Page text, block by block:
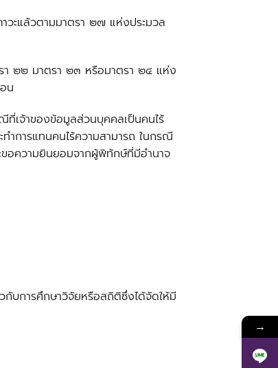
วะแล้วตามมาตรา ๒๗ แห่งประมวล
า ๒๒ มาตรา ๒๓ หรือมาตรา ๒๔ แห่ง
น
ที่เจ้าของข้อมูลส่วนบุคคลเป็นคนไร้
ำการแทนคนไร้ความสามารถ ในกรณี
อความยินยอมจากผู้พิทักษ์ที่มีอำนาจ
กับการศึกษาวิจัยหรือสถิติซึ่งได้จัดให้มี
→